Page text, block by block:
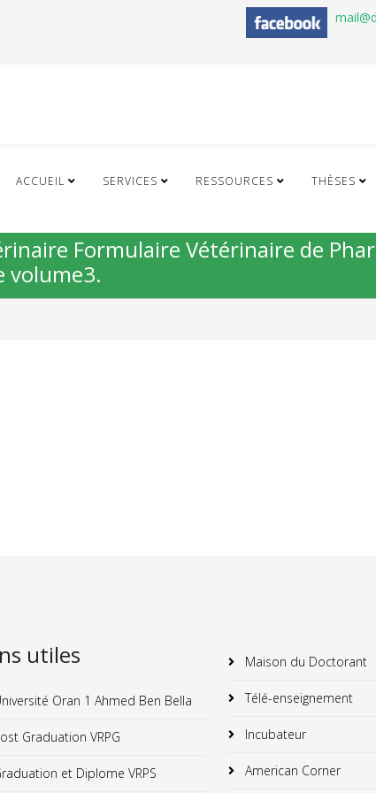
ACCUEIL SERVICES RESSOURCES THÈSES
Formulaire Vétérinaire de
volume3.
utiles
Oran 1 Ahmed Ben Bella
Graduation VRPG
et Diplome VRPS
Maison du Doctorant
Télé-enseignement
Incubateur
American Corner